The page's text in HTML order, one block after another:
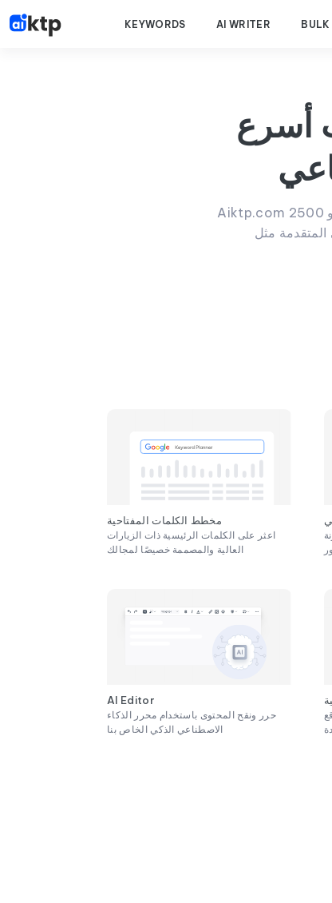
KEYWORDS AI WRITER BULK
أسرع
Aiktp.com هي أداة كتابة محتوى بالذكاء الاصطناعي تُنشئ مقالات مُحسّنة لمحركات البحث تتراوح بين 2000 و 2500
مخطط الكلمات المفتاحية
اعثر على الكلمات الرئيسية ذات الزيارات
العالية والمصممة خصيصًا لمجالك
AI Editor
حرر ونقح المحتوى باستخدام محرر الذكاء
الاصطناعي الذكي الخاص بنا